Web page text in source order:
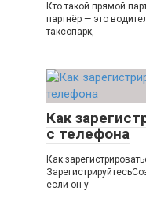
Кто такой прямой
партнёр — это
таксопарк,
Как
с телефона
Как
если он у